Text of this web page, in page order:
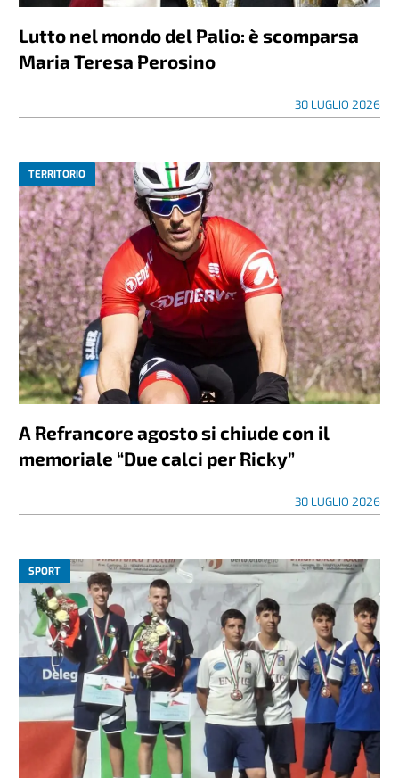
Lutto nel mondo del Palio: è scomparsa
Maria Teresa Perosino
30 LUGLIO 2026
TERRITORIO
A Refrancore agosto si chiude con il
memoriale “Due calci per Ricky”
30 LUGLIO 2026
SPORT